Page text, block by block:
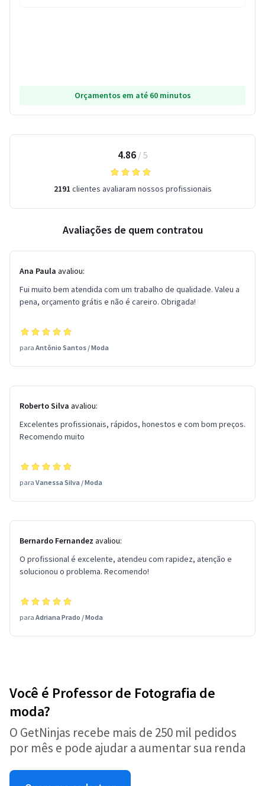
Orçamentos em até 60 minutos
4.86/ 5
2191 clientes avaliaram nossos profissionais
Avaliações de quem contratou
Ana Paula avaliou:
Fui muito bem atendida com um trabalho de qualidade. Valeu a
pena, orçamento grátis e não é careiro. Obrigada!
para Antônio Santos /Moda
Roberto Silva avaliou:
Excelentes profissionais, rápidos, honestos e com bom preços.
Recomendo muito
para Vanessa Silva /Moda
Bernardo Fernandez avaliou:
O profissional é excelente, atendeu com rapidez, atenção e
solucionou o problema. Recomendo!
para Adriana Prado /Moda
Você é Professor de Fotografia de
moda?
O GetNinjas recebe mais de 250 mil pedidos
por mês e pode ajudar a aumentar sua renda